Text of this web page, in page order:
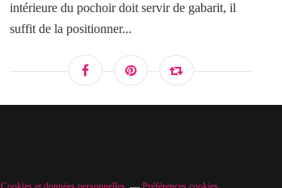
intérieure du pochoir doit servir de gabarit, il
suffit de la positionner...